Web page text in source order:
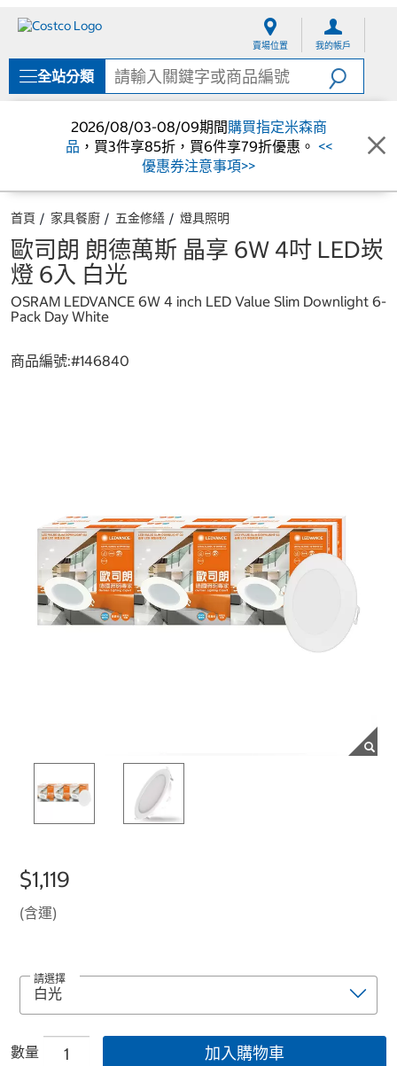
單
賣場位置 我的帳戶
全站分類
2026/08/03-08/09期間購買指定米森商
品 ，買3件享85折，買6件享79折優惠。 <<
優惠券注意事項>>
首頁 家具餐廚 五金修繕 燈具照明
歐司朗 朗德萬斯 晶享 6W 4吋 LED崁
燈 6入 白光
OSRAM LEDVANCE 6W 4 inch LED Value Slim Downlight 6-
Pack Day White
商品編號:#146840
$1,119
(含運)
請選擇
數量 加入購物車